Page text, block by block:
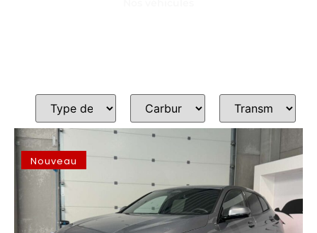
Nouveau